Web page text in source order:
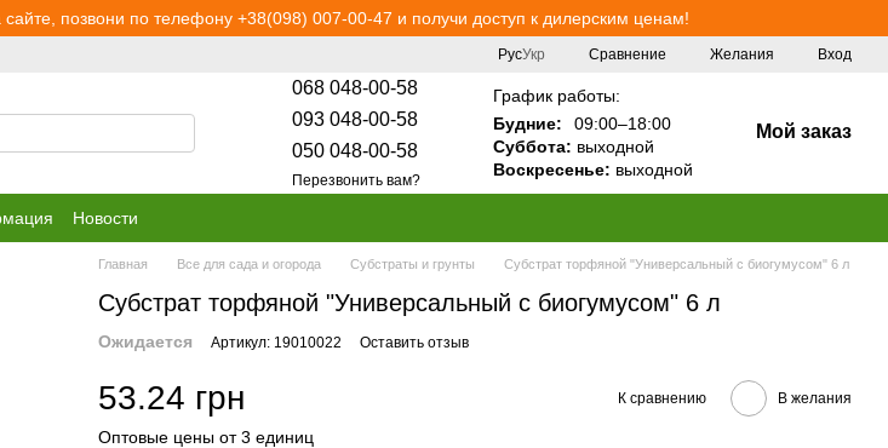
позвони по телефону +38(098) 007-00-47 и получи доступ к дилерским ценам!
РусУкр Сравнение Желания Вход
068 048-00-58
093 048-00-58
050 048-00-58
Перезвонить вам?
График работы:
Будние:
09:00–18:00
Суббота: выходной
Воскресенье: выходной
Мой заказ
Новости
Главная Все для сада и огорода Субстраты и грунты Субстрат торфяной "Универсальный с биогумусом" 6 л
Субстрат торфяной "Универсальный с биогумусом" 6 л
Ожидается Артикул: 19010022 Оставить отзыв
53.24 грн К сравнению В желания
Оптовые цены от 3 единиц